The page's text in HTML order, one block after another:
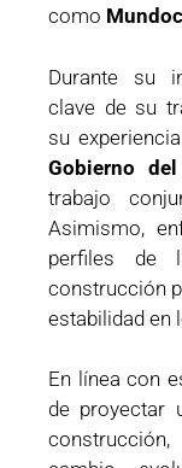
como
Durante su
clave de su
su
Gobierno
trabajo
Asimismo,
perfiles de
construcción
estabilidad en
En línea con
de proyectar